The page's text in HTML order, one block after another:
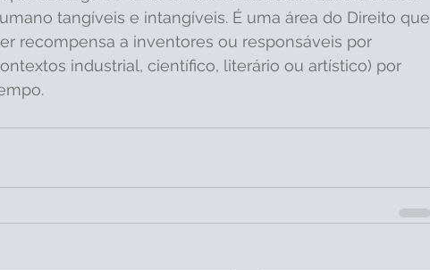
tangíveis e intangíveis. É uma área do Direito que
recompensa a inventores ou responsáveis por
industrial, científico, literário ou artístico) por